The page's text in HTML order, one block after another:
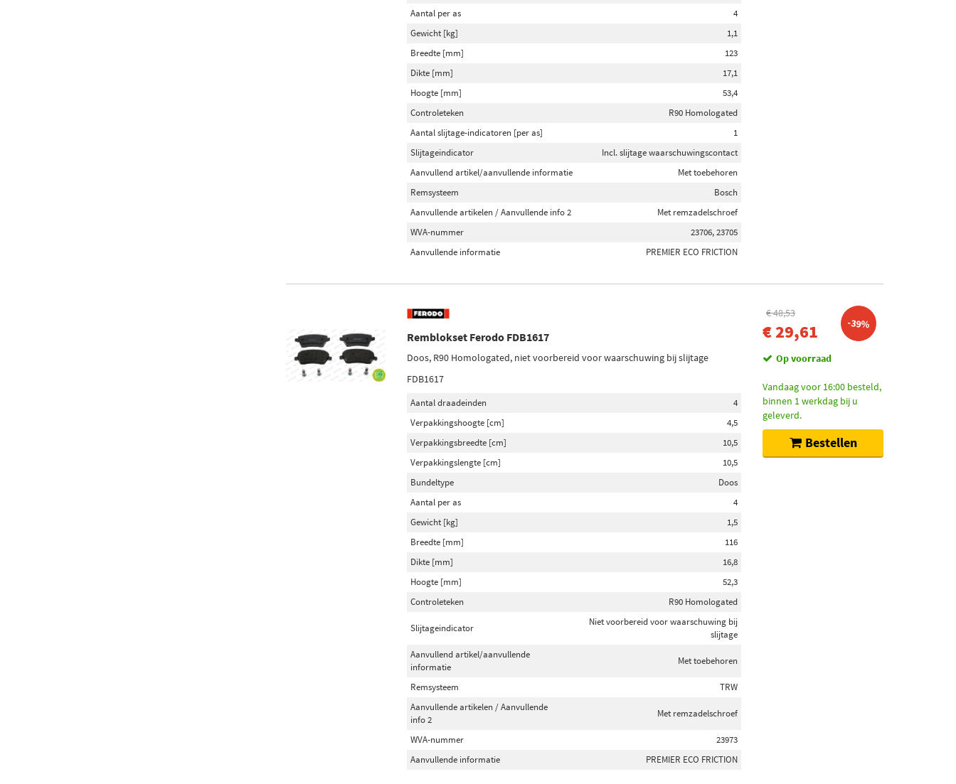
Aantal per as
4
Gewicht [kg]
1,1
Breedte [mm]
123
Dikte [mm]
17,1
Hoogte [mm]
53,4
Controleteken
R90 Homologated
Aantal slijtage-indicatoren [per as]
1
Slijtageindicator
Incl. slijtage waarschuwingscontact
Aanvullend artikel/aanvullende informatie
Met toebehoren
Remsysteem
Bosch
Aanvullende artikelen / Aanvullende info 2
Met remzadelschroef
WVA-nummer
23706, 23705
Aanvullende informatie
PREMIER ECO FRICTION
Remblokset Ferodo FDB1617
Doos, R90 Homologated, niet voorbereid voor waarschuwing bij slijtage
FDB1617
Aantal draadeinden
4
Verpakkingshoogte [cm]
4,5
Verpakkingsbreedte [cm]
10,5
Verpakkingslengte [cm]
10,5
Bundeltype
Doos
Aantal per as
4
Gewicht [kg]
1,5
Breedte [mm]
116
Dikte [mm]
16,8
Hoogte [mm]
52,3
Controleteken
R90 Homologated
Slijtageindicator
Niet voorbereid voor waarschuwing bij
slijtage
Aanvullend artikel/aanvullende
informatie
Met toebehoren
Remsysteem
TRW
Aanvullende artikelen / Aanvullende
info 2
Met remzadelschroef
WVA-nummer
23973
Aanvullende informatie
PREMIER ECO FRICTION
€ 48,53
€ 29,61 -39%
Op voorraad
Vandaag voor 16:00 besteld,
binnen 1 werkdag bij u
geleverd.
Bestellen